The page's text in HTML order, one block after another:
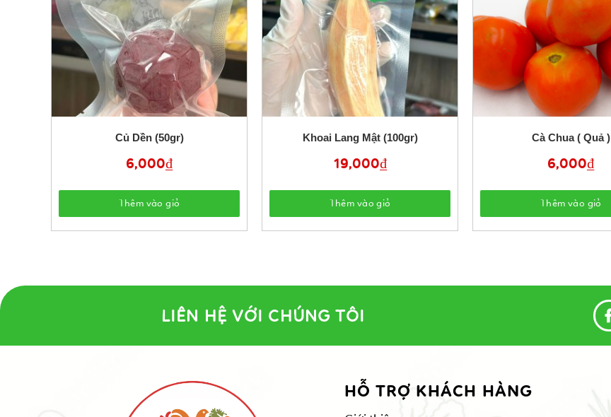
Củ Dền (50gr)
6,000₫
Thêm vào giỏ
Khoai Lang Mật (100gr)
19,000₫
Thêm vào giỏ
Cà Chua ( Quả )
6,000₫
Thêm vào giỏ
LIÊN HỆ VỚI CHÚNG TÔI
HỖ TRỢ KHÁCH HÀNG